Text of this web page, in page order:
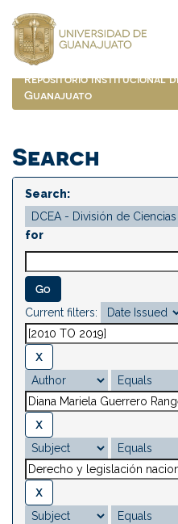
navigation
Repositorio Institucional
Guanajuato
Search
Search:
for
Current filters: